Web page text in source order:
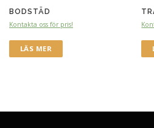
BODSTÄD
Kontakta oss för pris!
LÄS MER